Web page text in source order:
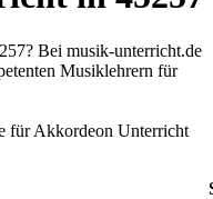
Bei musik-unterricht.de
Musiklehrern für
für Akkordeon Unterricht